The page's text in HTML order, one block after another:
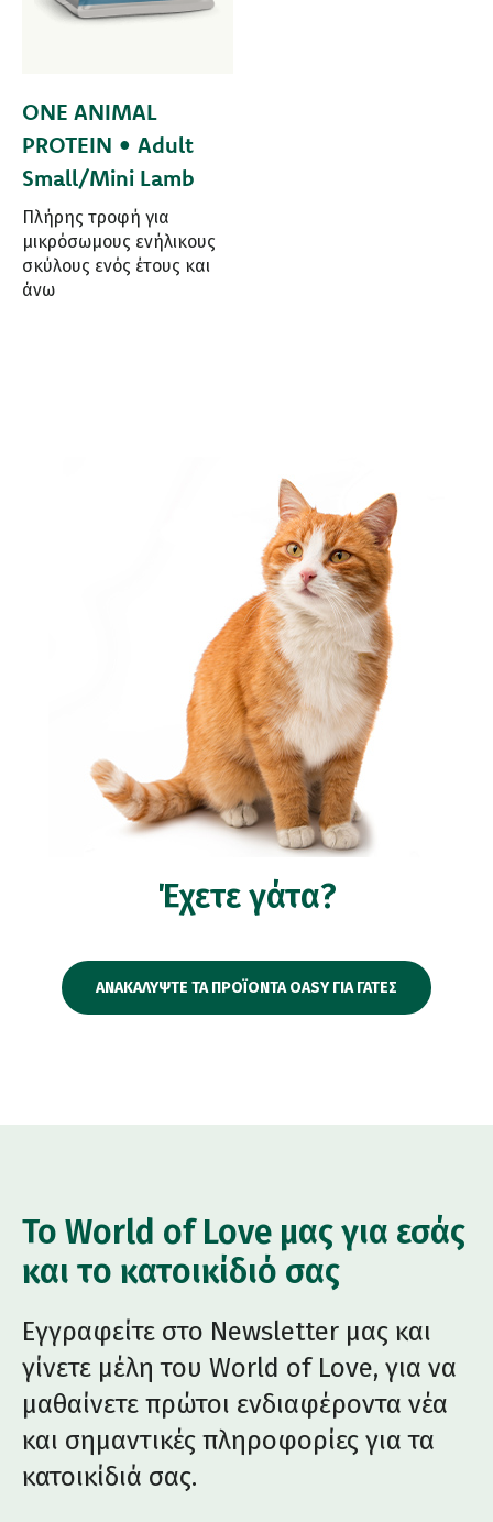
ONE ANIMAL
PROTEIN • Adult
Small/Mini Lamb
Πλήρης τροφή για
μικρόσωμους ενήλικους
σκύλους ενός έτους και
άνω
Έχετε γάτα?
ΑΝΑΚΑΛΥΨΤΕ ΤΑ ΠΡΟΪΟΝΤΑ OASY ΓΙΑ ΓΑΤΕΣ
Το World of Love μας για εσάς
και το κατοικίδιό σας
Εγγραφείτε στο Newsletter μας και
γίνετε μέλη του World of Love, για να
μαθαίνετε πρώτοι ενδιαφέροντα νέα
και σημαντικές πληροφορίες για τα
κατοικίδιά σας.